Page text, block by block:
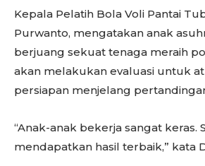
Kepala Pelatih Bola Voli Pantai
Purwanto, mengatakan anak
berjuang sekuat tenaga meraih
akan melakukan evaluasi untuk
persiapan menjelang
“Anak-anak bekerja sangat keras.
mendapatkan hasil terbaik,” kata